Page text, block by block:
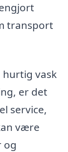
transport
hurtig vask
er det
service,
være
og